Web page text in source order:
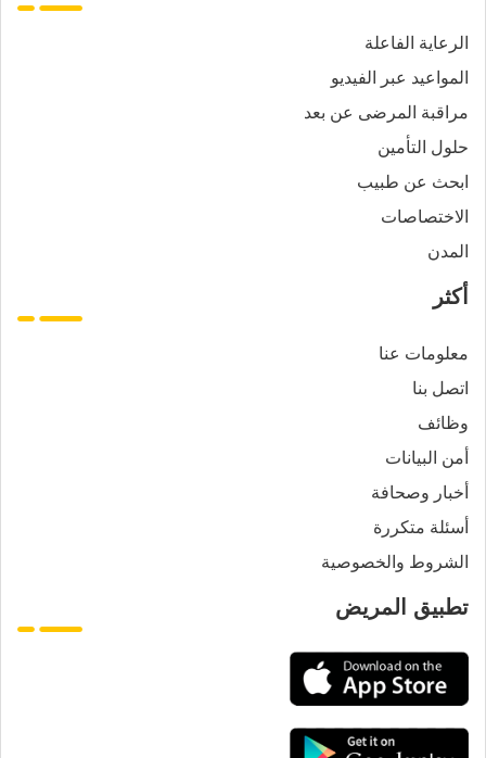
الرعاية الفاعلة
المواعيد عبر الفيديو
مراقبة المرضى عن بعد
حلول التأمين
ابحث عن طبيب
الاختصاصات
المدن
أكثر
معلومات عنا
اتصل بنا
وظائف
أمن البيانات
أخبار وصحافة
أسئلة متكررة
الشروط والخصوصية
تطبيق المريض